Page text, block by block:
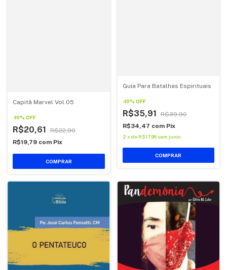
Capitã Marvel Vol.05
-10% OFF
R$20,61
R$22,90
R$19,79 com Pix
COMPRAR
Guia Para Batalhas Espirituais
-10% OFF
R$35,91
R$39,90
R$34,47 com Pix
2 x de R$17,96 sem juros
COMPRAR